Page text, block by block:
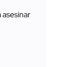
asesinar